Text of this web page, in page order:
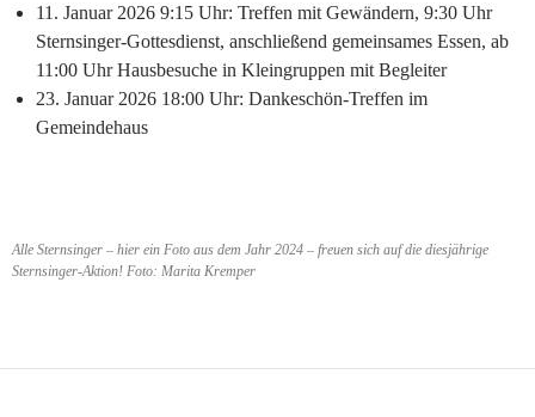
11. Januar 2026 9:15 Uhr: Treffen mit Gewändern, 9:30 Uhr
Sternsinger-Gottesdienst, anschließend gemeinsames Essen, ab
11:00 Uhr Hausbesuche in Kleingruppen mit Begleiter
23. Januar 2026 18:00 Uhr: Dankeschön-Treffen im
Gemeindehaus
Alle Sternsinger – hier ein Foto aus dem Jahr 2024 – freuen sich auf die diesjährige
Sternsinger-Aktion! Foto: Marita Kremper